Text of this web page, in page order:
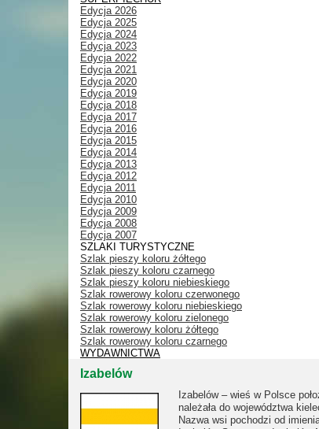
Edycja 2026
Edycja 2025
Edycja 2024
Edycja 2023
Edycja 2022
Edycja 2021
Edycja 2020
Edycja 2019
Edycja 2018
Edycja 2017
Edycja 2016
Edycja 2015
Edycja 2014
Edycja 2013
Edycja 2012
Edycja 2011
Edycja 2010
Edycja 2009
Edycja 2008
Edycja 2007
SZLAKI TURYSTYCZNE
Szlak pieszy koloru żółtego
Szlak pieszy koloru czarnego
Szlak pieszy koloru niebieskiego
Szlak rowerowy koloru czerwonego
Szlak rowerowy koloru niebieskiego
Szlak rowerowy koloru zielonego
Szlak rowerowy koloru żółtego
Szlak rowerowy koloru czarnego
WYDAWNICTWA
Izabelów
Izabelów – wieś w Polsce
należała do województwa
Nazwa wsi pochodzi od